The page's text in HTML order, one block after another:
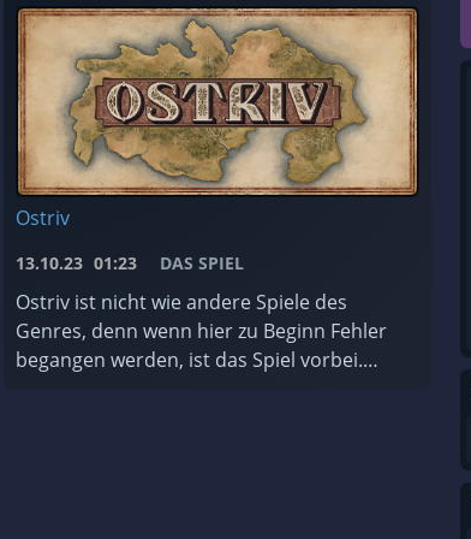
Ostriv
13.10.23 01:23 DAS SPIEL
Ostriv ist nicht wie andere Spiele des
Genres, denn wenn hier zu Beginn Fehler
begangen werden, ist das Spiel vorbei.